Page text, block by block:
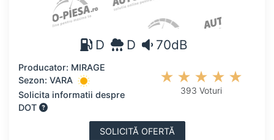
D D 70dB
Producator: MIRAGE
Sezon: VARA
Solicita informatii despre
DOT
393 Voturi
SOLICITĂ OFERTĂ